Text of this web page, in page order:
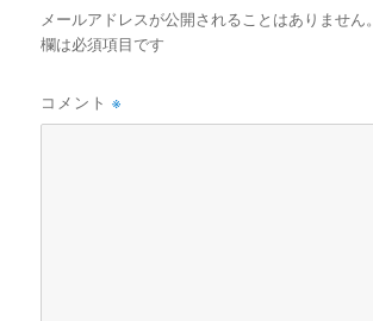
メールアドレスが公開されることはありません。
欄は必須項目です
コメント※